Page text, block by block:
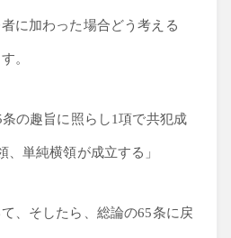
に加わった場合どう考える
。
条の趣旨に照らし1項で共犯成
、単純横領が成立する」
、そしたら、総論の65条に戻